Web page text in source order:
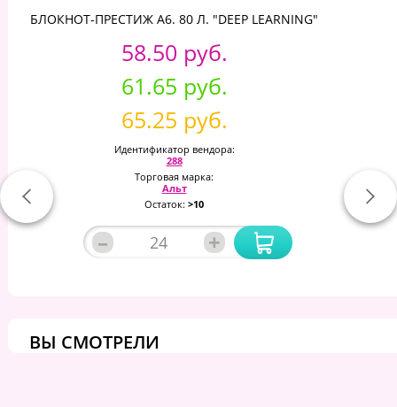
БЛОКНОТ-ПРЕСТИЖ А6. 80 Л. "DEEP LEARNING"
58.50 руб.
61.65 руб.
65.25 руб.
Идентификатор вендора:
288
Торговая марка:
Альт
Остаток: >10
– +
ВЫ СМОТРЕЛИ